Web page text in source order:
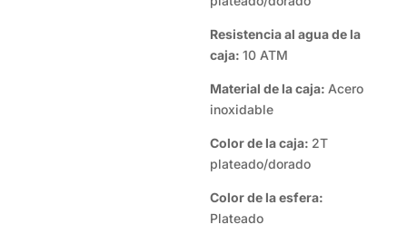
Resistencia al agua de la
caja:10 ATM
Material de la caja: Acero
inoxidable
Color de la caja: 2T
plateado/dorado
Color de la esfera:
Plateado